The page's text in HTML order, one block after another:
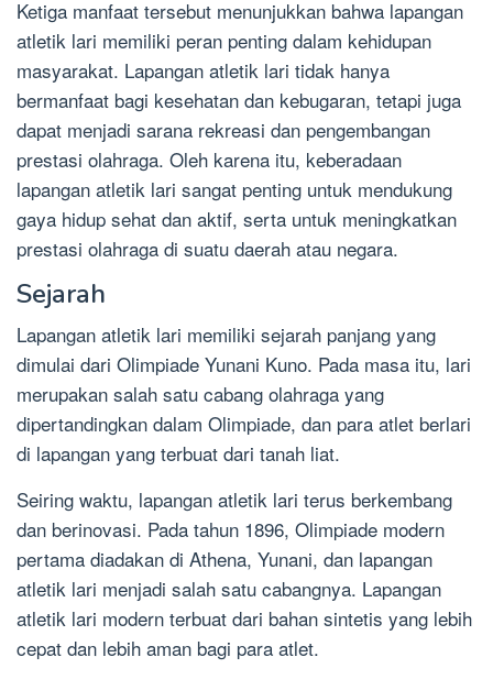
Ketiga manfaat tersebut menunjukkan bahwa lapangan
atletik lari memiliki peran penting dalam kehidupan
masyarakat. Lapangan atletik lari tidak hanya
bermanfaat bagi kesehatan dan kebugaran, tetapi juga
dapat menjadi sarana rekreasi dan pengembangan
prestasi olahraga. Oleh karena itu, keberadaan
lapangan atletik lari sangat penting untuk mendukung
gaya hidup sehat dan aktif, serta untuk meningkatkan
prestasi olahraga di suatu daerah atau negara.
Sejarah
Lapangan atletik lari memiliki sejarah panjang yang
dimulai dari Olimpiade Yunani Kuno. Pada masa itu, lari
merupakan salah satu cabang olahraga yang
dipertandingkan dalam Olimpiade, dan para atlet berlari
di lapangan yang terbuat dari tanah liat.
Seiring waktu, lapangan atletik lari terus berkembang
dan berinovasi. Pada tahun 1896, Olimpiade modern
pertama diadakan di Athena, Yunani, dan lapangan
atletik lari menjadi salah satu cabangnya. Lapangan
atletik lari modern terbuat dari bahan sintetis yang lebih
cepat dan lebih aman bagi para atlet.